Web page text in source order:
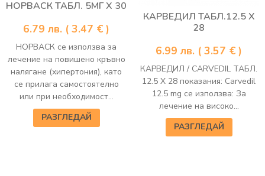
НОРВАСК ТАБЛ. 5МГ Х 30
6.79 лв. ( 3.47 € )
НОРВАСК се използва за
лечение на повишено кръвно
налягане (хипертония), като
се прилага самостоятелно
или при необходимост...
РАЗГЛЕДАЙ
КАРВЕДИЛ ТАБЛ.12.5 Х
28
6.99 лв. ( 3.57 € )
КАРВЕДИЛ / CARVEDIL ТАБЛ.
12.5 Х 28 показания: Carvedil
12.5 mg се използва: За
лечение на високо...
РАЗГЛЕДАЙ